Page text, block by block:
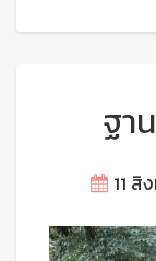
ฐา
11 สิ